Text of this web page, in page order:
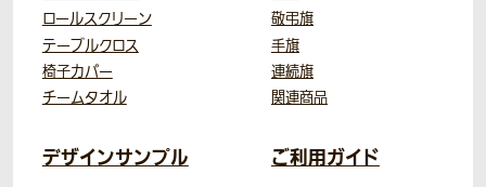
ロールスクリーン
テーブルクロス
椅子カバー
チームタオル
敬弔旗
手旗
連続旗
関連商品
デザインサンプル
ご利用ガイド